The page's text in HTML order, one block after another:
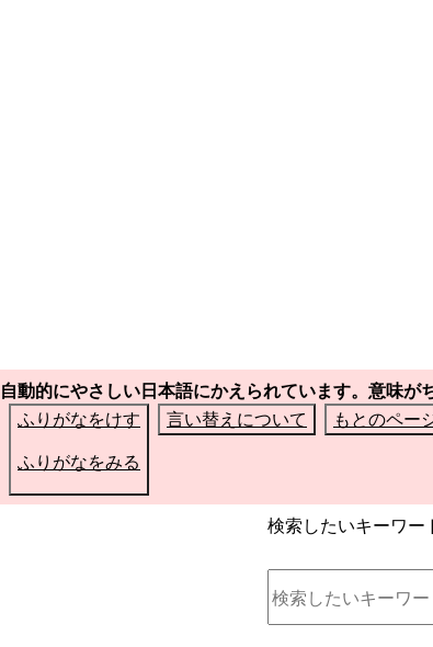
自動的にやさしい日本語にかえられています。意味が
ふりがなをけす
ふりがなをみる
言い替えについて もとのペー
検索したいキーワー